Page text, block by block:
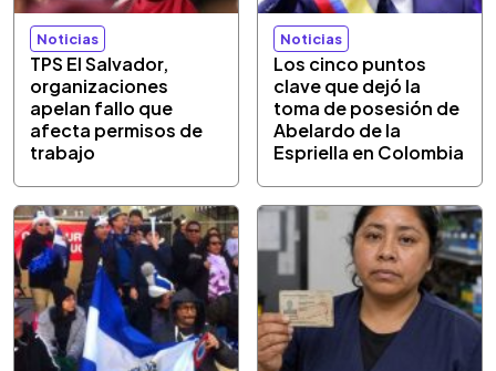
Noticias
TPS El Salvador,
organizaciones
apelan fallo que
afecta permisos de
trabajo
Noticias
Los cinco puntos
clave que dejó la
toma de posesión de
Abelardo de la
Espriella en Colombia